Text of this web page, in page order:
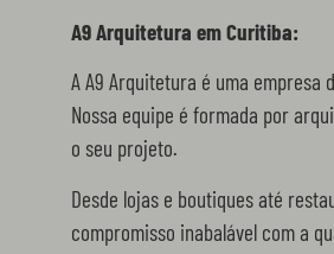
A9 Arquitetura em Curitiba:
A A9 Arquitetura é uma
Nossa equipe é formada por
o seu projeto.
Desde lojas e boutiques até
compromisso inabalável com a